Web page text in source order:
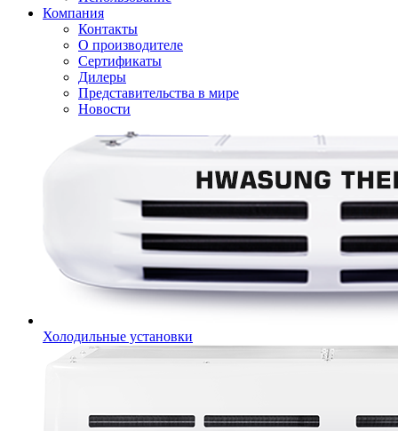
Компания
Контакты
О производителе
Сертификаты
Дилеры
Представительства в мире
Новости
Холодильные установки